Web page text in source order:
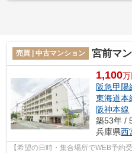
売買 | 中古マンション 宮前マ
1,100万
阪急甲陽
東海道本
阪神本線
築53年 /
兵庫県西
【希望の日時・集合場所でWEB予約